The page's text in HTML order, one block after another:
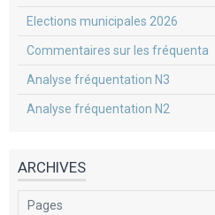
Elections municipales 2026
Commentaires sur les fréquenta
Analyse fréquentation N3
Analyse fréquentation N2
ARCHIVES